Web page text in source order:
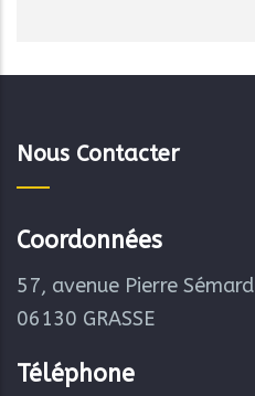
Nous Contacter
Coordonnées
57, avenue Pierre Sémard
06130 GRASSE
Téléphone